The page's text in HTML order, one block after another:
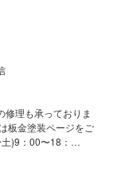
修理も承っておりま
板金塗装ページをご
)9：00〜18：